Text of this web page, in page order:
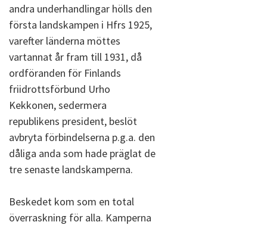
andra underhandlingar hölls den
första landskampen i Hfrs 1925,
varefter länderna möttes
vartannat år fram till 1931, då
ordföranden för Finlands
friidrottsförbund Urho
Kekkonen, sedermera
republikens president, beslöt
avbryta förbindelserna p.g.a. den
dåliga anda som hade präglat de
tre senaste landskamperna.
Beskedet kom som en total
överraskning för alla. Kamperna